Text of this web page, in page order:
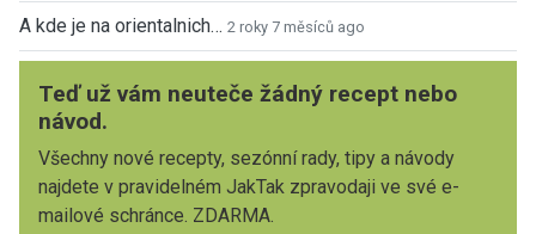
A kde je na orientalnich… 2 roky 7 měsíců ago
Teď už vám neuteče žádný recept nebo
návod.
Všechny nové recepty, sezónní rady, tipy a návody
najdete v pravidelném JakTak zpravodaji ve své e-
mailové schránce. ZDARMA.